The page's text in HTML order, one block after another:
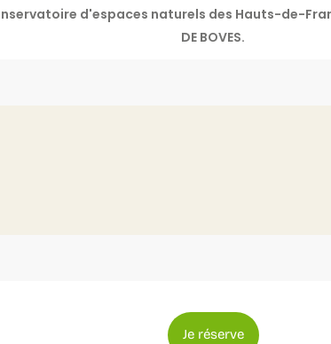
d'espaces naturels des Hauts-de-
DE BOVES.
Je réserve